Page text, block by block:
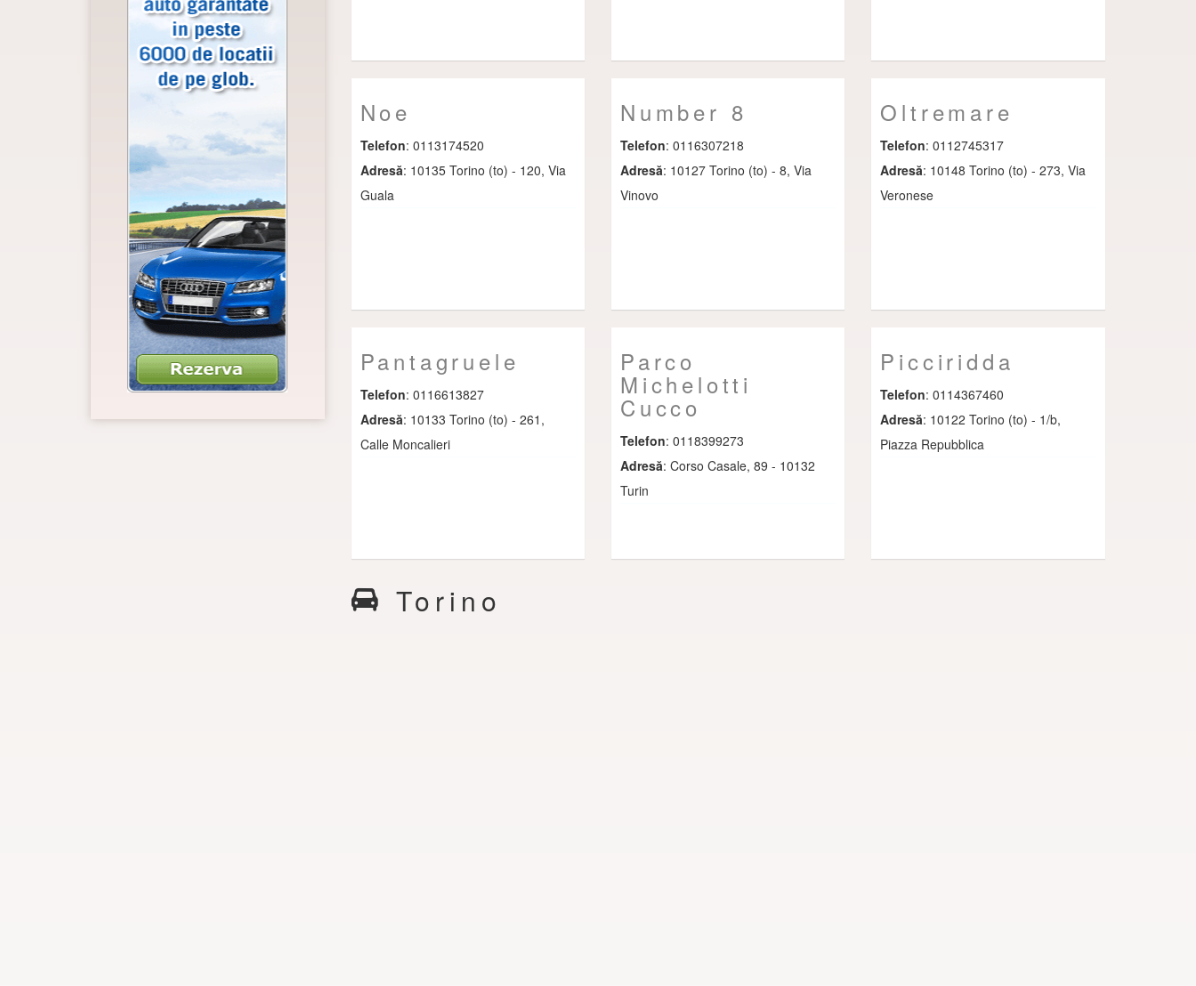
Noe
Telefon: 0113174520
Adresă: 10135 Torino (to) - 120, Via
Guala
Number 8
Telefon: 0116307218
Adresă: 10127 Torino (to) - 8, Via
Vinovo
Oltremare
Telefon: 0112745317
Adresă: 10148 Torino (to) - 273, Via
Veronese
Pantagruele
Telefon: 0116613827
Adresă: 10133 Torino (to) - 261,
Calle Moncalieri
Parco
Michelotti
Cucco
Telefon: 0118399273
Adresă: Corso Casale, 89 - 10132
Turin
Picciridda
Telefon: 0114367460
Adresă: 10122 Torino (to) - 1/b,
Piazza Repubblica
Torino